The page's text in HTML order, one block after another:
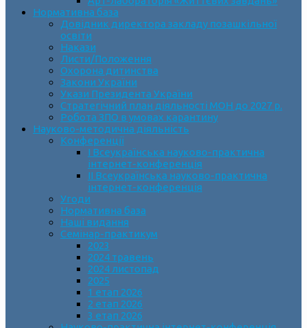
Нормативна база
Довідник директора закладу позашкільної
освіти
Накази
Листи/Положення
Охорона дитинства
Закони України
Укази Президента України
Стратегічний план діяльності МОН до 2027 р.
Робота ЗПО в умовах карантину
Науково-методична діяльність
Конференції
І Всеукраїнська науково-практична
інтернет-конференція
ІІ Всеукраїнська науково-практична
інтернет-конференція
Угоди
Нормативна база
Наші видання
Семінар-практикум
2023
2024 травень
2024 листопад
2025
1 етап 2026
2 етап 2026
3 етап 2026